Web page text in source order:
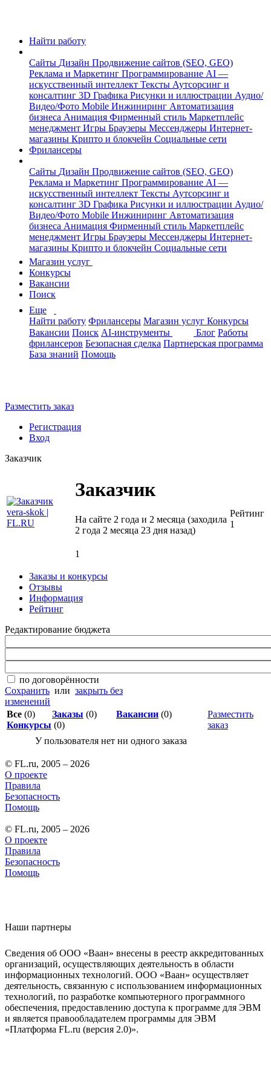
Найти работу
Сайты Дизайн Продвижение сайтов (SEO, GEO)
Реклама и Маркетинг Программирование AI —
искусственный интеллект Тексты Аутсорсинг и
консалтинг 3D Графика Рисунки и иллюстрации Аудио/
Видео/Фото Mobile Инжиниринг Автоматизация
бизнеса Анимация Фирменный стиль Маркетплейс
менеджмент Игры Браузеры Мессенджеры Интернет-
магазины Крипто и блокчейн Социальные сети
Фрилансеры
Сайты Дизайн Продвижение сайтов (SEO, GEO)
Реклама и Маркетинг Программирование AI —
искусственный интеллект Тексты Аутсорсинг и
консалтинг 3D Графика Рисунки и иллюстрации Аудио/
Видео/Фото Mobile Инжиниринг Автоматизация
бизнеса Анимация Фирменный стиль Маркетплейс
менеджмент Игры Браузеры Мессенджеры Интернет-
магазины Крипто и блокчейн Социальные сети
Магазин услуг
Конкурсы
Вакансии
Поиск
Еще
Найти работу Фрилансеры Магазин услуг Конкурсы
Вакансии Поиск AI-инструменты Блог Работы
фрилансеров Безопасная сделка Партнерская программа
База знаний Помощь
Разместить заказ
Регистрация
Вход
Заказчик
Заказчик
На сайте 2 года и 2 месяца (заходила
2 года 2 месяца 23 дня назад)
1
Рейтинг
1
Заказы и конкурсы
Отзывы
Информация
Рейтинг
Редактирование бюджета
по договорённости
Сохранить или закрыть без
изменений
Все (0) Заказы (0) Вакансии (0)
Конкурсы (0)
Разместить
заказ
У пользователя нет ни одного заказа
© FL.ru, 2005 – 2026
О проекте
Правила
Безопасность
Помощь
© FL.ru, 2005 – 2026
О проекте
Правила
Безопасность
Помощь
Наши партнеры
Сведения об ООО «Ваан» внесены в реестр аккредитованных
организаций, осуществляющих деятельность в области
информационных технологий. ООО «Ваан» осуществляет
деятельность, связанную с использованием информационных
технологий, по разработке компьютерного программного
обеспечения, предоставлению доступа к программе для ЭВМ
и является правообладателем программы для ЭВМ
«Платформа FL.ru (версия 2.0)».